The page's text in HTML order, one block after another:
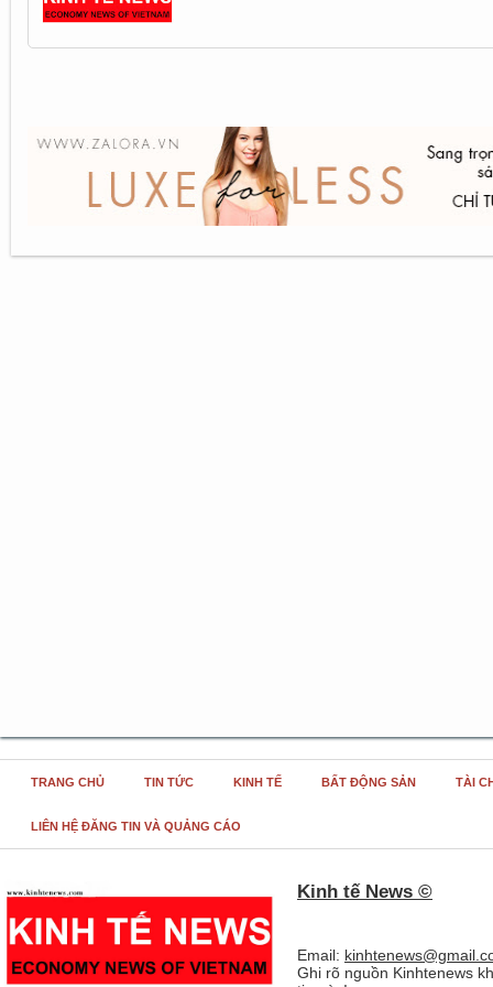
TRANG CHỦ TIN TỨC KINH TẾ BẤT ĐỘNG SẢN TÀI
LIÊN HỆ ĐĂNG TIN VÀ QUẢNG CÁO
Kinh tế News ©
Email:
Ghi rõ nguồn Kinhtenews